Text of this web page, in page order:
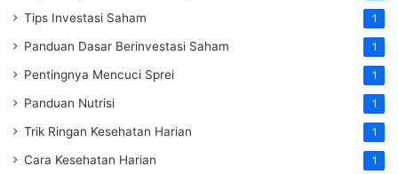
Tips Investasi Saham 1
Panduan Dasar Berinvestasi Saham 1
Pentingnya Mencuci Sprei 1
Panduan Nutrisi 1
Trik Ringan Kesehatan Harian 1
Cara Kesehatan Harian 1